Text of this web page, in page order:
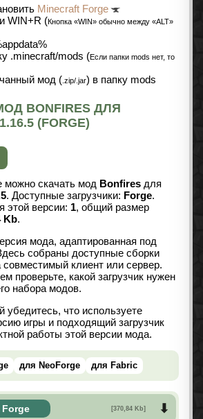
Minecraft Forge
WIN+R (Кнопка «WIN» обычно между «ALT»
.minecraft/mods (Если папки mods нет, то
мод ( .zip/.jar) в папку mods
BONFIRES ДЛЯ
(FORGE)
можно скачать мод Bonfires для
. Доступные загрузчики: Forge.
этой версии: 1, общий размер
Kb.
мода, адаптированная под
собраны доступные сборки
совместимый клиент или сервер.
проверьте, какой загрузчик нужен
набора модов.
убедитесь, что используете
игры и подходящий загрузчик
работы этой версии мода.
для NeoForge для Fabric
Forge [370,84 Kb]